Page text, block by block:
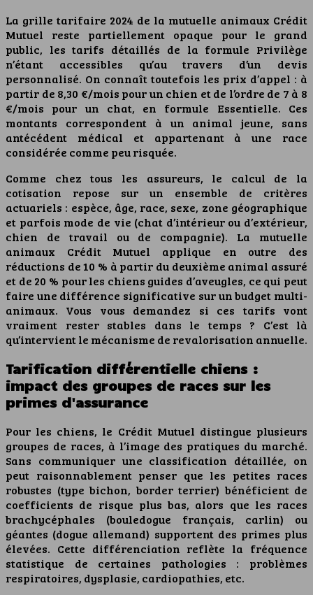
La grille tarifaire 2024 de la mutuelle animaux Crédit
Mutuel reste partiellement opaque pour le grand
public, les tarifs détaillés de la formule Privilège
n’étant accessibles qu’au travers d’un devis
personnalisé. On connaît toutefois les prix d’appel : à
partir de 8,30 €/mois pour un chien et de l’ordre de 7 à 8
€/mois pour un chat, en formule Essentielle. Ces
montants correspondent à un animal jeune, sans
antécédent médical et appartenant à une race
considérée comme peu risquée.
Comme chez tous les assureurs, le calcul de la
cotisation repose sur un ensemble de critères
actuariels : espèce, âge, race, sexe, zone géographique
et parfois mode de vie (chat d’intérieur ou d’extérieur,
chien de travail ou de compagnie). La mutuelle
animaux Crédit Mutuel applique en outre des
réductions de 10 % à partir du deuxième animal assuré
et de 20 % pour les chiens guides d’aveugles, ce qui peut
faire une différence significative sur un budget multi-
animaux. Vous vous demandez si ces tarifs vont
vraiment rester stables dans le temps ? C’est là
qu’intervient le mécanisme de revalorisation annuelle.
Tarification différentielle chiens :
impact des groupes de races sur les
primes d'assurance
Pour les chiens, le Crédit Mutuel distingue plusieurs
groupes de races, à l’image des pratiques du marché.
Sans communiquer une classification détaillée, on
peut raisonnablement penser que les petites races
robustes (type bichon, border terrier) bénéficient de
coefficients de risque plus bas, alors que les races
brachycéphales (bouledogue français, carlin) ou
géantes (dogue allemand) supportent des primes plus
élevées. Cette différenciation reflète la fréquence
statistique de certaines pathologies : problèmes
respiratoires, dysplasie, cardiopathies, etc.